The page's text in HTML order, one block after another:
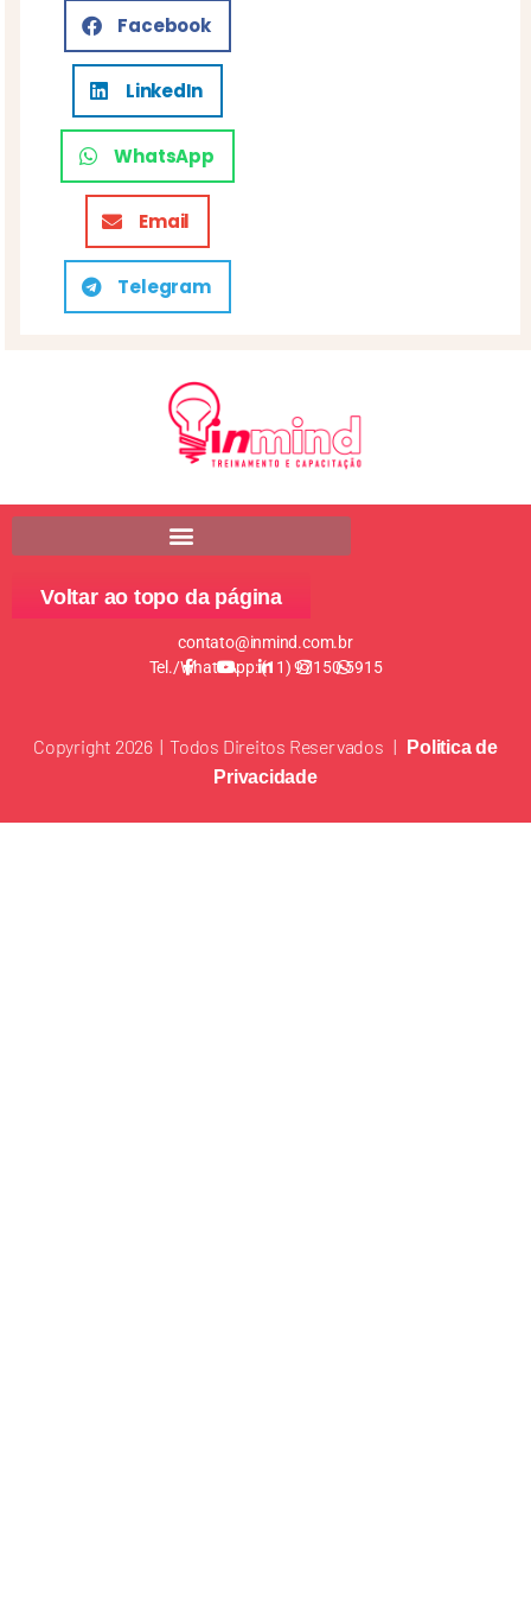
Facebook
LinkedIn
WhatsApp
Email
Telegram
Voltar ao topo da página
contato@inmind.com.br
Tel./WhatsApp: (11) 97150-5915
Copyright 2026 | Todos Direitos Reservados |
Politica de
Privacidade